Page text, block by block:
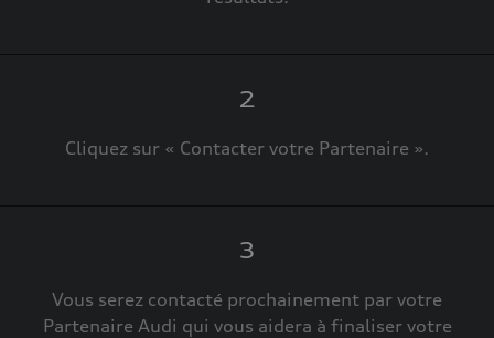
2
Cliquez sur « Contacter votre Partenaire ».
3
Vous serez contacté prochainement par votre
Partenaire Audi qui vous aidera à finaliser votre